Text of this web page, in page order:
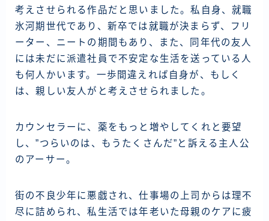
考えさせられる作品だと思いました。私自身、就職
氷河期世代であり、新卒では就職が決まらず、フリ
ーター、ニートの期間もあり、また、同年代の友人
には未だに派遣社員で不安定な生活を送っている人
も何人かいます。一歩間違えれば自身が、もしく
は、親しい友人がと考えさせられました。
カウンセラーに、薬をもっと増やしてくれと要望
し、”つらいのは、もうたくさんだ”と訴える主人公
のアーサー。
街の不良少年に悪戯され、仕事場の上司からは理不
尽に詰められ、私生活では年老いた母親のケアに疲